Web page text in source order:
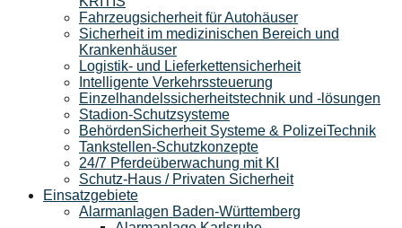
Fahrzeugsicherheit für Autohäuser
Sicherheit im medizinischen Bereich und
Krankenhäuser
Logistik- und Lieferkettensicherheit
Intelligente Verkehrssteuerung
Einzelhandelssicherheitstechnik und -lösungen
Stadion-Schutzsysteme
BehördenSicherheit Systeme & PolizeiTechnik
Tankstellen-Schutzkonzepte​
24/7 Pferdeüberwachung mit KI
Schutz-Haus / Privaten Sicherheit
Einsatzgebiete
Alarmanlagen Baden-Württemberg